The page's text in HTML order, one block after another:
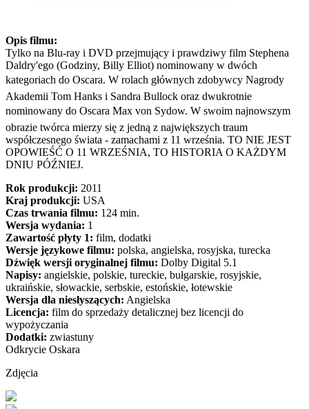
Opis filmu:
Tylko na Blu-ray i DVD przejmujący i prawdziwy film Stephena
Daldry'ego (Godziny, Billy Elliot) nominowany w dwóch
kategoriach do Oscara. W rolach głównych zdobywcy Nagrody
Akademii Tom Hanks i Sandra Bullock oraz dwukrotnie
nominowany do Oscara Max von Sydow. W swoim najnowszym
obrazie twórca mierzy się z jedną z największych traum
współczesnego świata - zamachami z 11 września. TO NIE JEST
OPOWIEŚĆ O 11 WRZEŚNIA, TO HISTORIA O KAŻDYM
DNIU PÓŹNIEJ.
Rok produkcji: 2011
Kraj produkcji: USA
Czas trwania filmu: 124 min.
Wersja wydania: 1
Zawartość płyty 1: film, dodatki
Wersje językowe filmu: polska, angielska, rosyjska, turecka
Dźwięk wersji oryginalnej filmu: Dolby Digital 5.1
Napisy: angielskie, polskie, tureckie, bułgarskie, rosyjskie,
ukraińskie, słowackie, serbskie, estońskie, łotewskie
Wersja dla niesłyszących: Angielska
Licencja: film do sprzedaży detalicznej bez licencji do
wypożyczania
Dodatki: zwiastuny
Odkrycie Oskara
Zdjęcia